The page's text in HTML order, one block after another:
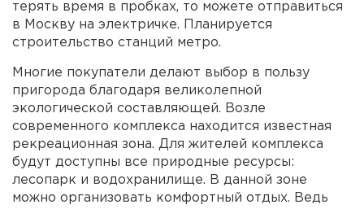
терять время в пробках, то можете отправиться
в Москву на электричке. Планируется
строительство станций метро.
Многие покупатели делают выбор в пользу
пригорода благодаря великолепной
экологической составляющей. Возле
современного комплекса находится известная
рекреационная зона. Для жителей комплекса
будут доступны все природные ресурсы:
лесопарк и водохранилище. В данной зоне
можно организовать комфортный отдых. Ведь